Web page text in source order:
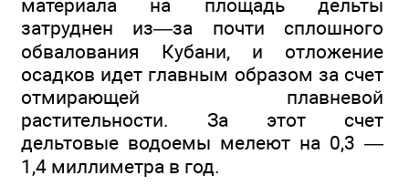
материала на площадь дельты
затруднен из—за почти сплошного
обвалования Кубани, и отложение
осадков идет главным образом за счет
отмирающей плавневой
растительности. За этот счет
дельтовые водоемы мелеют на 0,3 —
1,4 миллиметра в год.